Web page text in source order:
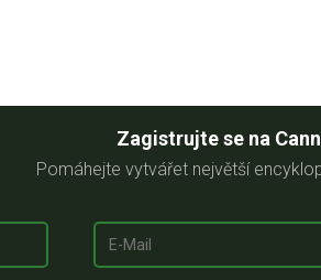
Zagistrujte se na
Pomáhejte vytvářet největší